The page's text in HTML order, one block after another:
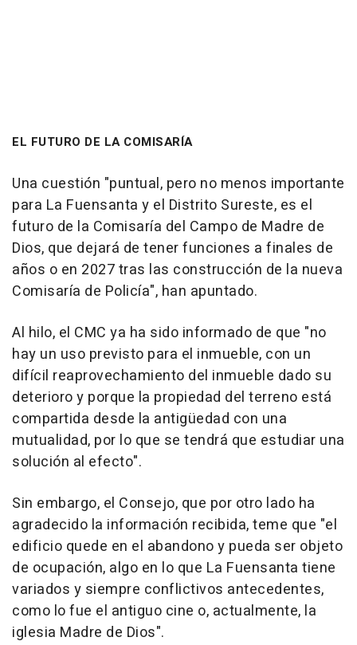
EL FUTURO DE LA COMISARÍA
Una cuestión "puntual, pero no menos importante
para La Fuensanta y el Distrito Sureste, es el
futuro de la Comisaría del Campo de Madre de
Dios, que dejará de tener funciones a finales de
años o en 2027 tras las construcción de la nueva
Comisaría de Policía", han apuntado.
Al hilo, el CMC ya ha sido informado de que "no
hay un uso previsto para el inmueble, con un
difícil reaprovechamiento del inmueble dado su
deterioro y porque la propiedad del terreno está
compartida desde la antigüedad con una
mutualidad, por lo que se tendrá que estudiar una
solución al efecto".
Sin embargo, el Consejo, que por otro lado ha
agradecido la información recibida, teme que "el
edificio quede en el abandono y pueda ser objeto
de ocupación, algo en lo que La Fuensanta tiene
variados y siempre conflictivos antecedentes,
como lo fue el antiguo cine o, actualmente, la
iglesia Madre de Dios".